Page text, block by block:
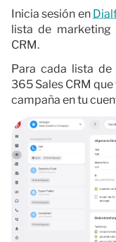
Inicia sesión en
lista de
CRM.
Para cada lista
365 Sales CRM
campaña en tu